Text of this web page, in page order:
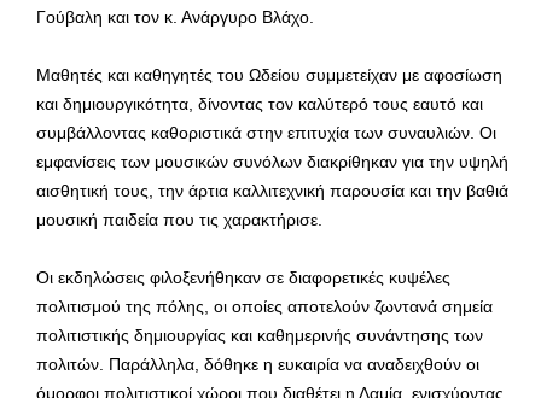
Γούβαλη και τον κ. Ανάργυρο Βλάχο.
Μαθητές και καθηγητές του Ωδείου συμμετείχαν με αφοσίωση
και δημιουργικότητα, δίνοντας τον καλύτερό τους εαυτό και
συμβάλλοντας καθοριστικά στην επιτυχία των συναυλιών. Οι
εμφανίσεις των μουσικών συνόλων διακρίθηκαν για την υψηλή
αισθητική τους, την άρτια καλλιτεχνική παρουσία και την βαθιά
μουσική παιδεία που τις χαρακτήρισε.
Οι εκδηλώσεις φιλοξενήθηκαν σε διαφορετικές κυψέλες
πολιτισμού της πόλης, οι οποίες αποτελούν ζωντανά σημεία
πολιτιστικής δημιουργίας και καθημερινής συνάντησης των
πολιτών. Παράλληλα, δόθηκε η ευκαιρία να αναδειχθούν οι
όμορφοι πολιτιστικοί χώροι που διαθέτει η Λαμία, ενισχύοντας